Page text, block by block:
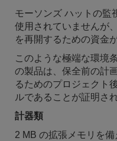
モーソンズ ハットの監
使用されていませんが
を再開するための資金
このような極端な環境
の製品は、保全前の計
るためのプロジェクト
ルであることが証明さ
計器類
2 MB の拡張メモリを